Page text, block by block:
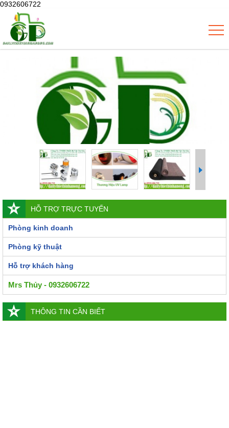
0932606722
HỖ TRỢ TRỰC TUYẾN
Phòng kinh doanh
Phòng kỹ thuật
Hỗ trợ khách hàng
Mrs Thủy - 0932606722
THÔNG TIN CẦN BIẾT